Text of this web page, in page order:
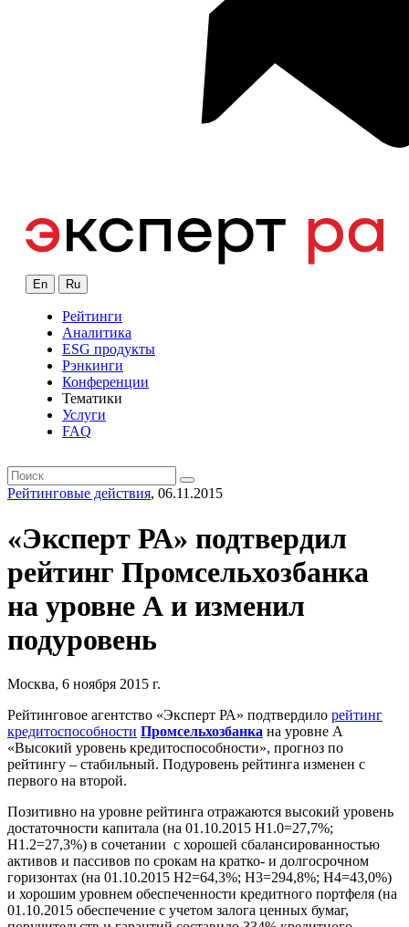
En Ru
Рейтинги
Аналитика
ESG продукты
Рэнкинги
Конференции
Тематики
Услуги
FAQ
Рейтинговые действия, 06.11.2015
«Эксперт РА» подтвердил
рейтинг Промсельхозбанка
на уровне А и изменил
подуровень
Москва, 6 ноября 2015 г.
Рейтинговое агентство «Эксперт РА» подтвердило рейтинг
кредитоспособности Промсельхозбанка на уровне А
«Высокий уровень кредитоспособности», прогноз по
рейтингу – стабильный. Подуровень рейтинга изменен с
первого на второй.
Позитивно на уровне рейтинга отражаются высокий уровень
достаточности капитала (на 01.10.2015 Н1.0=27,7%;
Н1.2=27,3%) в сочетании с хорошей сбалансированностью
активов и пассивов по срокам на кратко- и долгосрочном
горизонтах (на 01.10.2015 Н2=64,3%; Н3=294,8%; Н4=43,0%)
и хорошим уровнем обеспеченности кредитного портфеля (на
01.10.2015 обеспечение с учетом залога ценных бумаг,